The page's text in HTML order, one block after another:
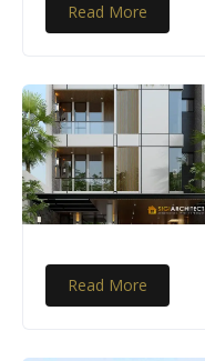
Read More
Read More